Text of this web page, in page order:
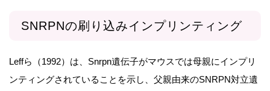
SNRPNの刷り込みインプリンティング
Leffら（1992）は、Snrpn遺伝子がマウスでは母親にインプリ
ンティングされていることを示し、父親由来のSNRPN対立遺